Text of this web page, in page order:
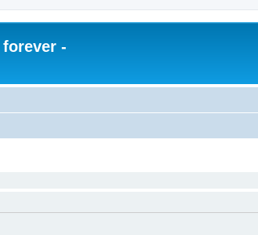
forever -